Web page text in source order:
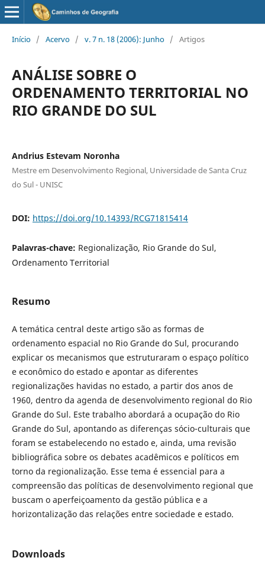
Início / Acervo / v. 7 n. 18 (2006): Junho / Artigos
ANÁLISE SOBRE O
ORDENAMENTO TERRITORIAL NO
RIO GRANDE DO SUL
Andrius Estevam Noronha
Mestre em Desenvolvimento Regional, Universidade de Santa Cruz
do Sul - UNISC
DOI: https://doi.org/10.14393/RCG71815414
Palavras-chave: Regionalização, Rio Grande do Sul,
Ordenamento Territorial
Resumo
A temática central deste artigo são as formas de
ordenamento espacial no Rio Grande do Sul, procurando
explicar os mecanismos que estruturaram o espaço político
e econômico do estado e apontar as diferentes
regionalizações havidas no estado, a partir dos anos de
1960, dentro da agenda de desenvolvimento regional do Rio
Grande do Sul. Este trabalho abordará a ocupação do Rio
Grande do Sul, apontando as diferenças sócio-culturais que
foram se estabelecendo no estado e, ainda, uma revisão
bibliográfica sobre os debates acadêmicos e políticos em
torno da regionalização. Esse tema é essencial para a
compreensão das políticas de desenvolvimento regional que
buscam o aperfeiçoamento da gestão pública e a
horizontalização das relações entre sociedade e estado.
Downloads